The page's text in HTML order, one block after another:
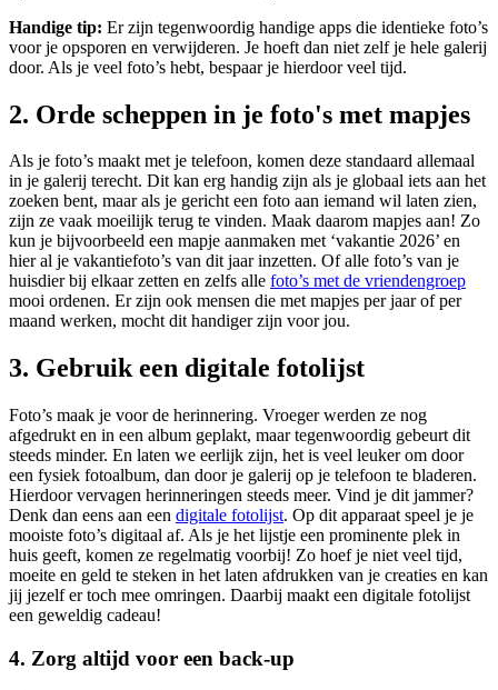
Handige tip: Er zijn tegenwoordig handige apps die identieke foto’s
voor je opsporen en verwijderen. Je hoeft dan niet zelf je hele galerij
door. Als je veel foto’s hebt, bespaar je hierdoor veel tijd.
2. Orde scheppen in je foto's met mapjes
Als je foto’s maakt met je telefoon, komen deze standaard allemaal
in je galerij terecht. Dit kan erg handig zijn als je globaal iets aan het
zoeken bent, maar als je gericht een foto aan iemand wil laten zien,
zijn ze vaak moeilijk terug te vinden. Maak daarom mapjes aan! Zo
kun je bijvoorbeeld een mapje aanmaken met ‘vakantie 2026’ en
hier al je vakantiefoto’s van dit jaar inzetten. Of alle foto’s van je
huisdier bij elkaar zetten en zelfs alle foto’s met de vriendengroep
mooi ordenen. Er zijn ook mensen die met mapjes per jaar of per
maand werken, mocht dit handiger zijn voor jou.
3. Gebruik een digitale fotolijst
Foto’s maak je voor de herinnering. Vroeger werden ze nog
afgedrukt en in een album geplakt, maar tegenwoordig gebeurt dit
steeds minder. En laten we eerlijk zijn, het is veel leuker om door
een fysiek fotoalbum, dan door je galerij op je telefoon te bladeren.
Hierdoor vervagen herinneringen steeds meer. Vind je dit jammer?
Denk dan eens aan een digitale fotolijst. Op dit apparaat speel je je
mooiste foto’s digitaal af. Als je het lijstje een prominente plek in
huis geeft, komen ze regelmatig voorbij! Zo hoef je niet veel tijd,
moeite en geld te steken in het laten afdrukken van je creaties en kan
jij jezelf er toch mee omringen. Daarbij maakt een digitale fotolijst
een geweldig cadeau!
4. Zorg altijd voor een back-up